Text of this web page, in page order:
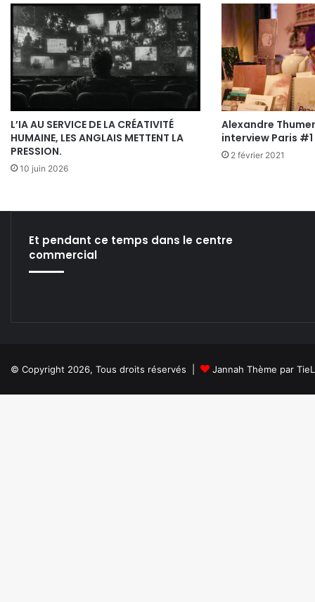
L’IA AU SERVICE DE LA CRÉATIVITÉ
HUMAINE, LES ANGLAIS METTENT LA
PRESSION.
10 juin 2026
Alexandre
interview Paris #1
2 février 2021
Et pendant ce temps dans le centre
commercial
© Copyright 2026, Tous droits réservés | Jannah Thème par